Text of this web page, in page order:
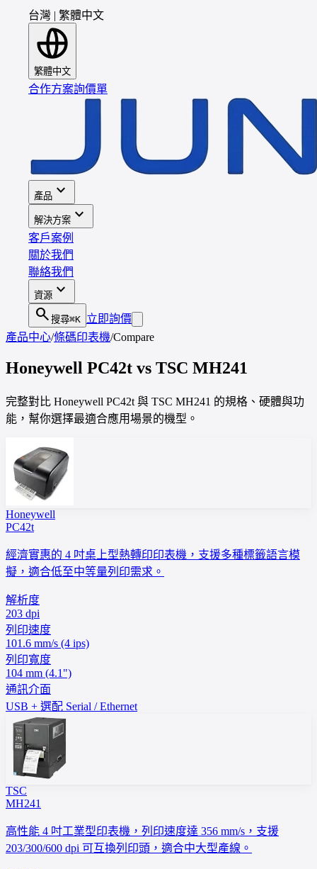
台灣 | 繁體中文
繁體中文
合作方案詢價單
產品 expand_more
解決方案 expand_more
客戶案例
關於我們
聯絡我們
資源 expand_more
search 搜尋⌘K 立即詢價
產品中心/條碼印表機/Compare
Honeywell PC42t vs TSC MH241
完整對比 Honeywell PC42t 與 TSC MH241 的規格、硬體與功
能，幫你選擇最適合應用場景的機型。
Honeywell
PC42t
經濟實惠的 4 吋桌上型熱轉印印表機，支援多種標籤語言模
擬，適合低至中等量列印需求。
解析度
203 dpi
列印速度
101.6 mm/s (4 ips)
列印寬度
104 mm (4.1")
通訊介面
USB + 選配 Serial / Ethernet
TSC
MH241
高性能 4 吋工業型印表機，列印速度達 356 mm/s，支援
203/300/600 dpi 可互換列印頭，適合中大型產線。